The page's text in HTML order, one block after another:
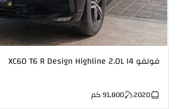
فولفو XC60 T6 R Design Highline 2.0L I4
2020
91,800كم